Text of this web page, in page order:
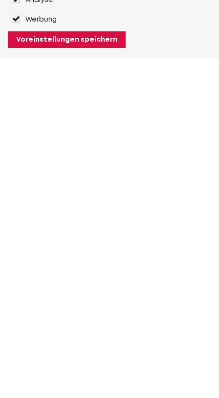
Werbung
Voreinstellungen speichern